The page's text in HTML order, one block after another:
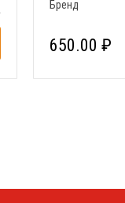
Бренд
650.00 ₽